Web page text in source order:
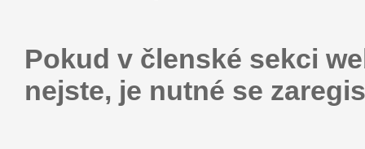
Pokud v členské sekci
nejste, je nutné se